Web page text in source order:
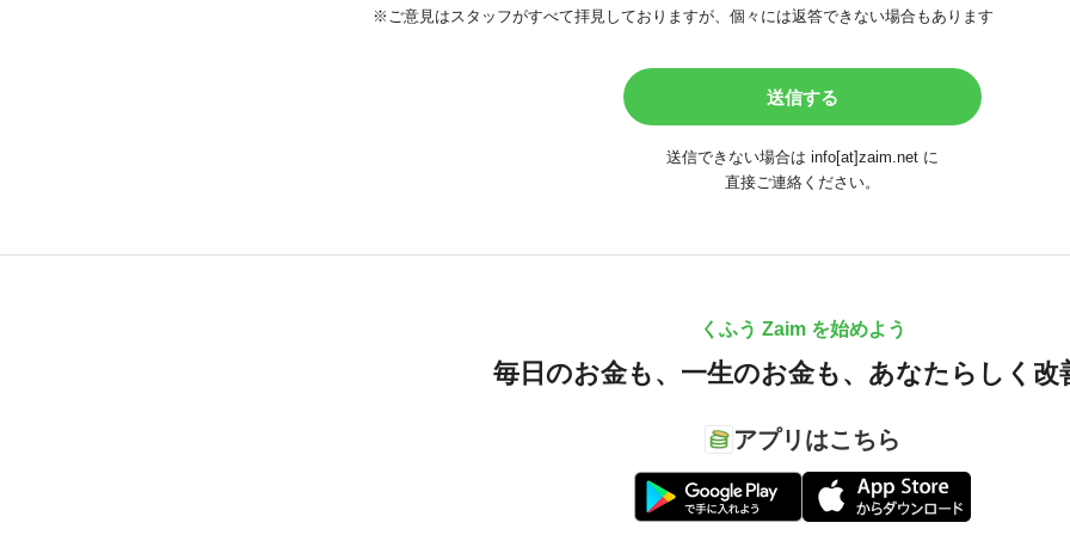
※ご意見はスタッフがすべて拝見しておりますが、個々には返答できない場合もあります
送信できない場合は info[at]zaim.net に
直接ご連絡ください。
くふう Zaim を始めよう
毎日のお金も、 一生のお金も、 あなたらしく改
アプリはこちら